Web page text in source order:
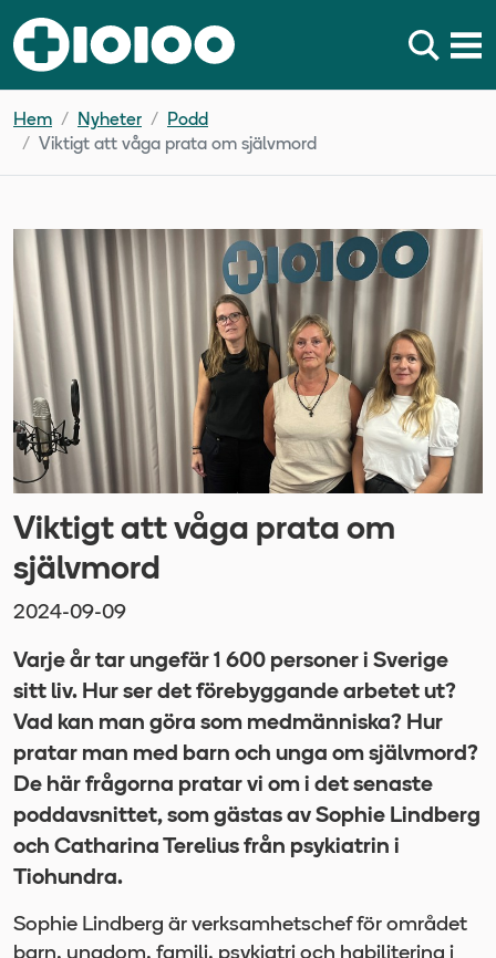
Hem Nyheter
Podd
Viktigt att våga prata om självmord
Viktigt att våga prata om
självmord
2024-09-09
Varje år tar ungefär 1 600 personer i Sverige
sitt liv. Hur ser det förebyggande arbetet ut?
Vad kan man göra som medmänniska? Hur
pratar man med barn och unga om självmord?
De här frågorna pratar vi om i det senaste
poddavsnittet, som gästas av Sophie Lindberg
och Catharina Terelius från psykiatrin i
Tiohundra.
Sophie Lindberg är verksamhetschef för området